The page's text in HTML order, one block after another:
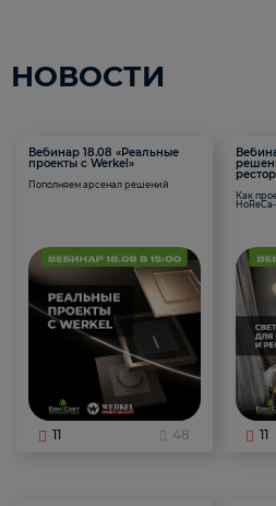
НОВОСТИ
Вебинар 18.08 «Реальные
проекты с Werkel»
Пополняем арсенал решений
11 48
Как
11